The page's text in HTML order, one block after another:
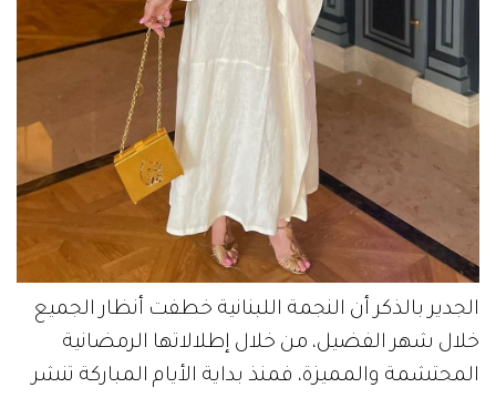
الجدير بالذكر أن النجمة اللبنانية خطفت أنظار الجميع
خلال شهر الفضيل، من خلال إطلالاتها الرمضانية
المحتشمة والمميزة، فمنذ بداية الأيام المباركة تنشر